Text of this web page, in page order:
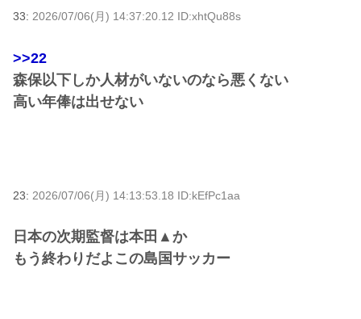
33: 2026/07/06(月) 14:37:20.12 ID:xhtQu88s
>>22
森保以下しか人材がいないのなら悪くない
高い年俸は出せない
23: 2026/07/06(月) 14:13:53.18 ID:kEfPc1aa
日本の次期監督は本田▲か
もう終わりだよこの島国サッカー